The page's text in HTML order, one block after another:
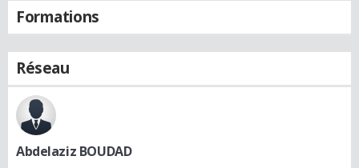
Formations
Réseau
Abdelaziz BOUDAD